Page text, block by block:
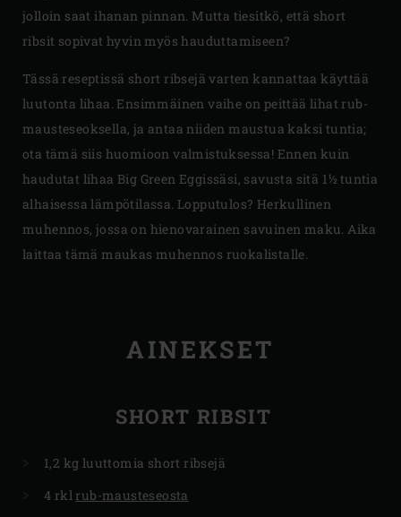
jolloin saat ihanan pinnan. Mutta tiesitkö, että short
ribsit sopivat hyvin myös hauduttamiseen?
Tässä reseptissä short ribsejä varten kannattaa käyttää
luutonta lihaa. Ensimmäinen vaihe on peittää lihat rub-
mausteseoksella, ja antaa niiden maustua kaksi tuntia;
ota tämä siis huomioon valmistuksessa! Ennen kuin
haudutat lihaa Big Green Eggissäsi, savusta sitä 1½ tuntia
alhaisessa lämpötilassa. Lopputulos? Herkullinen
muhennos, jossa on hienovarainen savuinen maku. Aika
laittaa tämä maukas muhennos ruokalistalle.
AINEKSET
SHORT RIBSIT
1,2 kg luuttomia short ribsejä
4 rkl rub-mausteseosta